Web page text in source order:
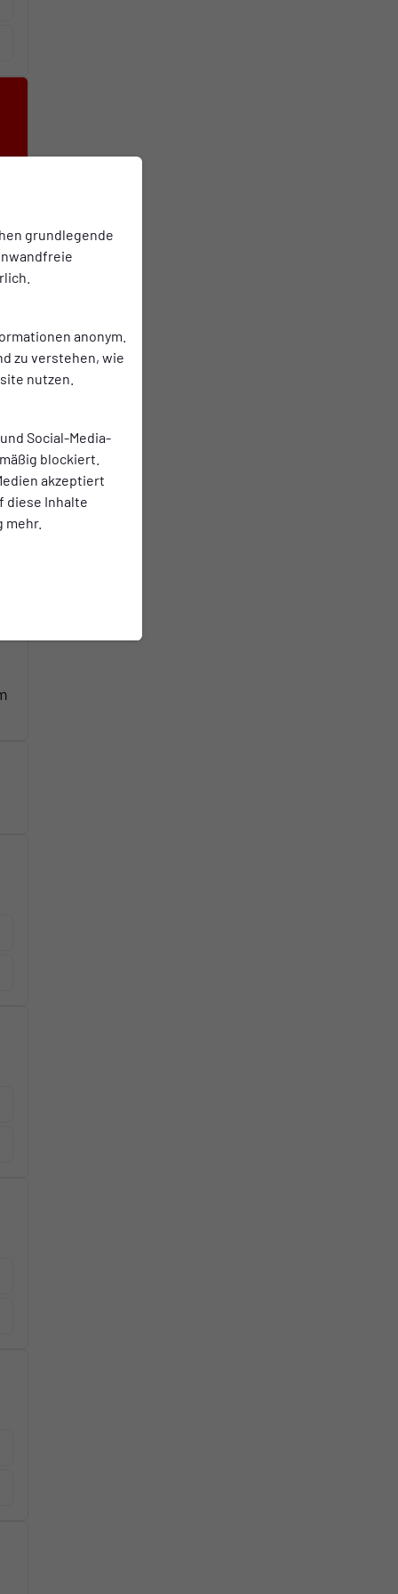
grundlegende
anonym.
zu verstehen, wie
nutzen.
Social-Media-
blockiert.
akzeptiert
diese Inhalte